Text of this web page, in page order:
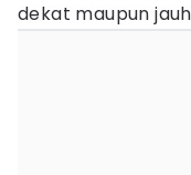
dekat maupun